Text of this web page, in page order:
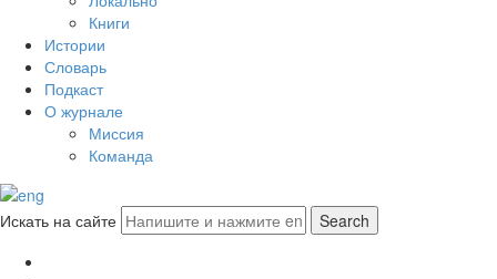
Книги
Истории
Словарь
Подкаст
О журнале
Миссия
Команда
Искать на сайте